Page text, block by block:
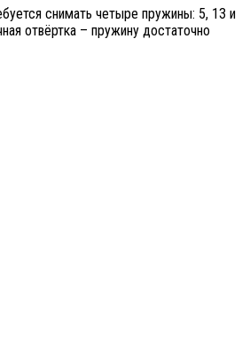
снимать четыре пружины: 5, 13 и
отвёртка – пружину достаточно